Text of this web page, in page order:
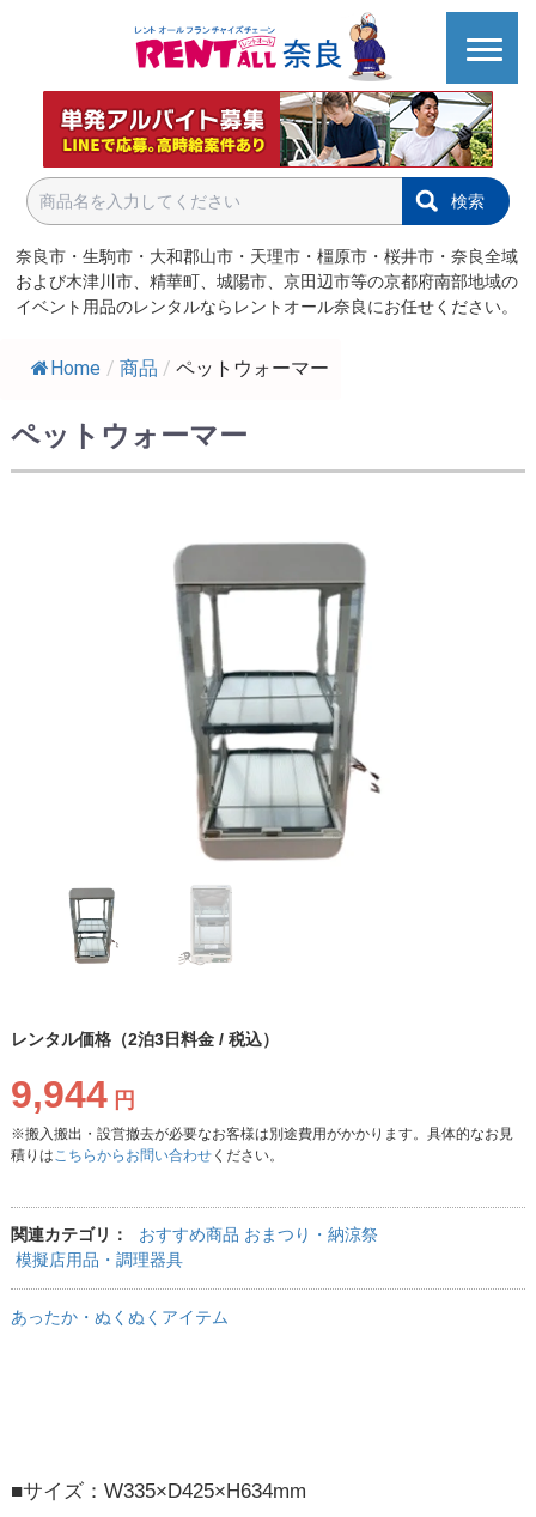
検索
奈良市・生駒市・大和郡山市・天理市・橿原市・桜井市・奈良全域
および木津川市、精華町、城陽市、京田辺市等の京都府南部地域の
イベント用品のレンタルならレントオール奈良にお任せください。
Home / 商品 / ペットウォーマー
ペットウォーマー
レンタル価格（2泊3日料金 / 税込）
9,944 円
※搬入搬出・設営撤去が必要なお客様は別途費用がかかります。具体的なお見
積りはこちらからお問い合わせください。
関連カテゴリ： おすすめ商品 おまつり・納涼祭
模擬店用品・調理器具
あったか・ぬくぬくアイテム
■サイズ：W335×D425×H634mm